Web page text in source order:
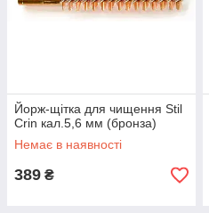
Йорж-щітка для чищення Stil
Crin кал.5,6 мм (бронза)
Немає в наявності
389 ₴